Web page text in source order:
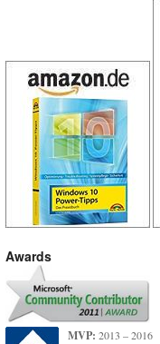
Awards
MVP: 2013 – 2016